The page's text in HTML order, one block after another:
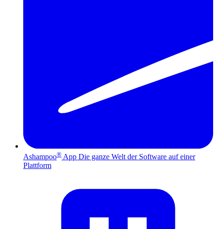
Ashampoo® App Die ganze Welt der Software auf einer
Plattform